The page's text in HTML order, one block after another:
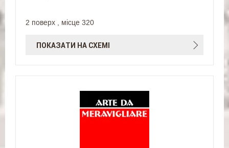
2 поверх , місце 320
ПОКАЗАТИ НА СХЕМІ